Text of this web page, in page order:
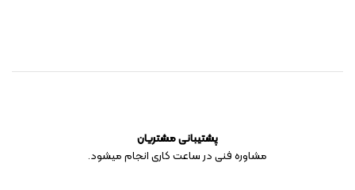
پشتیبانی مشتریان
مشاوره فنی در ساعت کاری انجام میشود.